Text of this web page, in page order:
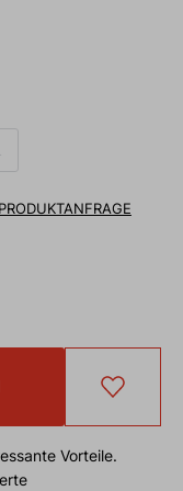
PRODUKTANFRAGE
Vorteile.